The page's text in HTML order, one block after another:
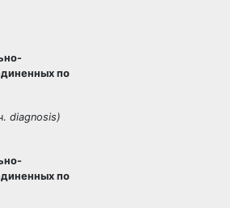
по
diagnosis)
по